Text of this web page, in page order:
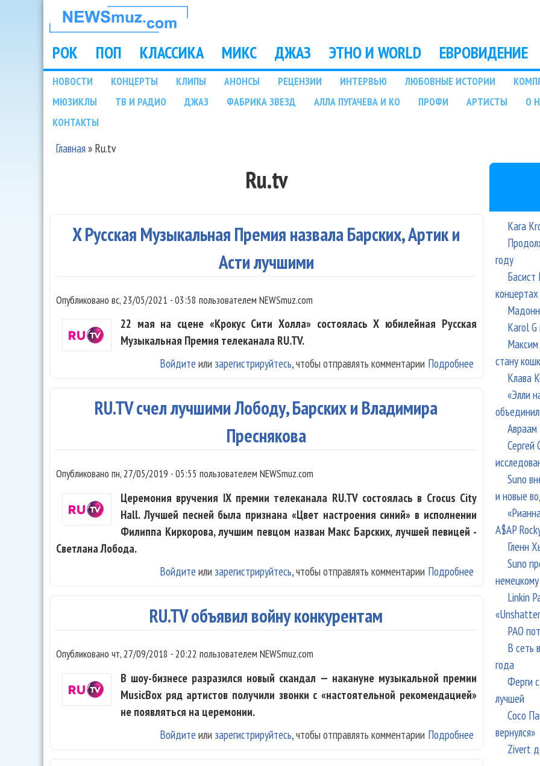
НОВОСТИ
МУЗЫКИ И
ШОУ БИЗНЕСА
NEWSMUZ.COM
Main menu
РОК ПОП КЛАССИКА МИКС ДЖАЗ ЭТНО И WORLD ЕВРОВИДЕНИЕ
Подразделы
НОВОСТИ КОНЦЕРТЫ КЛИПЫ АНОНСЫ РЕЦЕНЗИИ ИНТЕРВЬЮ ЛЮБОВНЫЕ ИСТОРИИ
МЮЗИКЛЫ
ТВ И РАДИО ДЖАЗ ФАБРИКА ЗВЕЗД АЛЛА ПУГАЧЕВА И КО ПРОФИ АРТИСТЫ О
КОНТАКТЫ
Главная» Ru.tv
Ru.tv
X Русская Музыкальная Премия назвала Барских, Артик и
Асти лучшими
Опубликовано вс, 23/05/2021 - 03:58 пользователем NEWSmuz.com
22 мая на сцене «Крокус Сити Холла» состоялась X юбилейная Русская
Музыкальная Премия телеканала RU.TV.
Подробнее о X Русская
лучшими
Войдите или зарегистрируйтесь, чтобы отправлять комментарии
RU.TV счел лучшими Лободу, Барских и Владимира
Преснякова
Опубликовано пн, 27/05/2019 - 05:55 пользователем NEWSmuz.com
Церемония вручения IX премии телеканала RU.TV состоялась в Crocus City
Hall. Лучшей песней была признана «Цвет настроения синий» в исполнении
Филиппа Киркорова, лучшим певцом назван Макс Барских, лучшей певицей -
Светлана Лобода.
Подробнее о RU.TV счел
Войдите или зарегистрируйтесь, чтобы отправлять комментарии
RU.TV объявил войну конкурентам
Опубликовано чт, 27/09/2018 - 20:22 пользователем NEWSmuz.com
В шоу-бизнесе разразился новый скандал — накануне музыкальной премии
MusicBox ряд артистов получили звонки с «настоятельной рекомендацией»
не появляться на церемонии.
Подробнее о RU.TV
Войдите или зарегистрируйтесь, чтобы отправлять комментарии
Kara
году
Басист
концертах
Karol
стану
Клава
«Элли
Авраам
Suno
и новые
A$AP
Гленн
Suno
Linkin
РАО
В сеть
года
Ферги
лучшей
Сосо
вернулся»
Zivert